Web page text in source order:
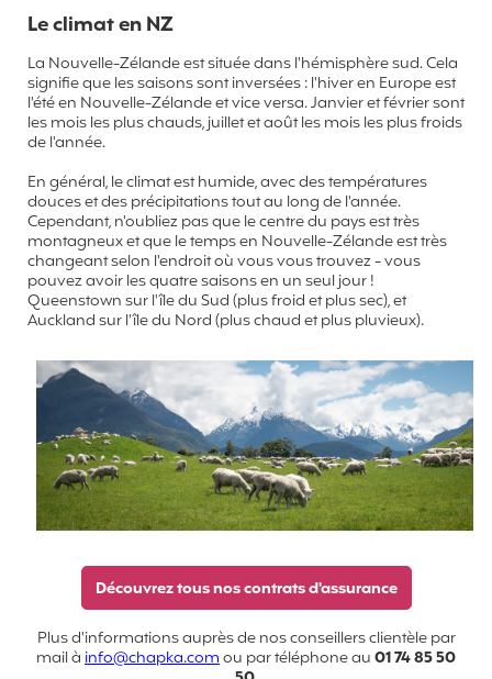
Le climat en NZ
La Nouvelle-Zélande est située dans l'hémisphère sud. Cela
signifie que les saisons sont inversées : l'hiver en Europe est
l'été en Nouvelle-Zélande et vice versa. Janvier et février sont
les mois les plus chauds, juillet et août les mois les plus froids
de l'année.
En général, le climat est humide, avec des températures
douces et des précipitations tout au long de l'année.
Cependant, n'oubliez pas que le centre du pays est très
montagneux et que le temps en Nouvelle-Zélande est très
changeant selon l'endroit où vous vous trouvez - vous
pouvez avoir les quatre saisons en un seul jour !
Queenstown sur l'île du Sud (plus froid et plus sec), et
Auckland sur l'île du Nord (plus chaud et plus pluvieux).
Découvrez tous nos contrats d'assurance
Plus d'informations auprès de nos conseillers clientèle par
mail àinfo@chapka.comou par téléphone au01 74 85 50